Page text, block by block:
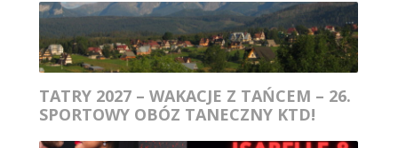
TATRY 2027 – WAKACJE Z TAŃCEM – 26.
SPORTOWY OBÓZ TANECZNY KTD!